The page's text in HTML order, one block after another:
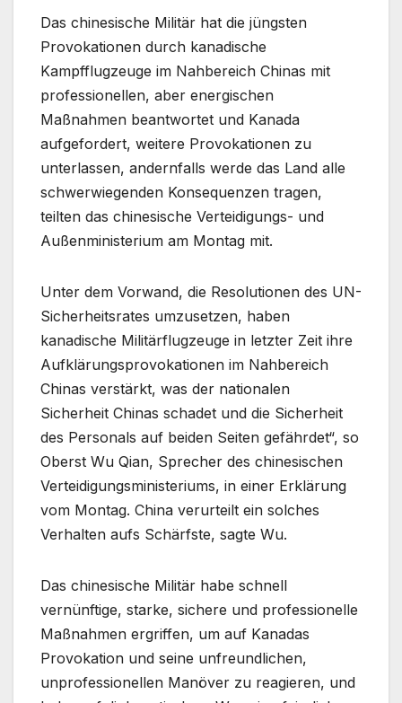
Das chinesische Militär hat die jüngsten
Provokationen durch kanadische
Kampfflugzeuge im Nahbereich Chinas mit
professionellen, aber energischen
Maßnahmen beantwortet und Kanada
aufgefordert, weitere Provokationen zu
unterlassen, andernfalls werde das Land alle
schwerwiegenden Konsequenzen tragen,
teilten das chinesische Verteidigungs- und
Außenministerium am Montag mit.
Unter dem Vorwand, die Resolutionen des UN-
Sicherheitsrates umzusetzen, haben
kanadische Militärflugzeuge in letzter Zeit ihre
Aufklärungsprovokationen im Nahbereich
Chinas verstärkt, was der nationalen
Sicherheit Chinas schadet und die Sicherheit
des Personals auf beiden Seiten gefährdet“, so
Oberst Wu Qian, Sprecher des chinesischen
Verteidigungsministeriums, in einer Erklärung
vom Montag. China verurteilt ein solches
Verhalten aufs Schärfste, sagte Wu.
Das chinesische Militär habe schnell
vernünftige, starke, sichere und professionelle
Maßnahmen ergriffen, um auf Kanadas
Provokation und seine unfreundlichen,
unprofessionellen Manöver zu reagieren, und